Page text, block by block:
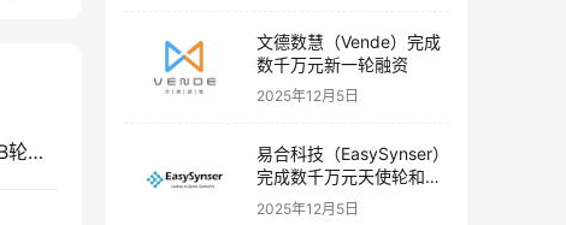
本末科技（DirectDrive Tech）完成亿元级Pre-B轮融资
文德数慧（Vende）完成
数千万元新一轮融资
2025年12月5日
易合科技（EasySynser）
完成数千万元天使轮和天
使+轮融资
2025年12月5日